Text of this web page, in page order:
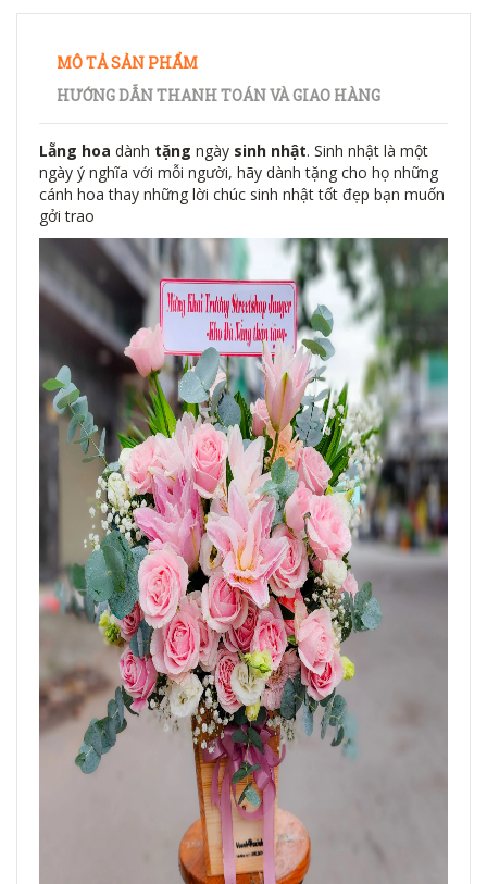
MÔ TẢ SẢN PHẨM
HƯỚNG DẪN THANH TOÁN VÀ GIAO HÀNG
Lẵng hoa dành tặng ngày sinh nhật. Sinh nhật là một
ngày ý nghĩa với mỗi người, hãy dành tặng cho họ những
cánh hoa thay những lời chúc sinh nhật tốt đẹp bạn muốn
gởi trao